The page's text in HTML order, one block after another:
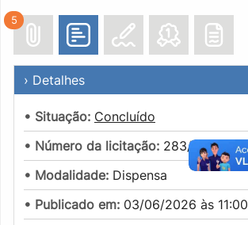
5
› Detalhes
• Situação: Concluído
• Número da licitação: 283/2026
• Modalidade: Dispensa
• Publicado em: 03/06/2026 às 11:00